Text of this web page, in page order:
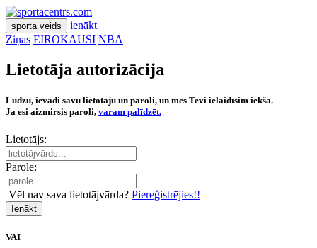
sporta veids
ienākt
Ziņas EIROKAUSI NBA
Lietotāja autorizācija
Lūdzu, ievadi savu lietotāju un paroli, un mēs Tevi ielaidīsim iekšā.
Ja esi aizmirsis paroli, varam palīdzēt.
Lietotājs:
Parole:
Vēl nav sava lietotājvārda? Piereģistrējies!!
Ienākt
VAI